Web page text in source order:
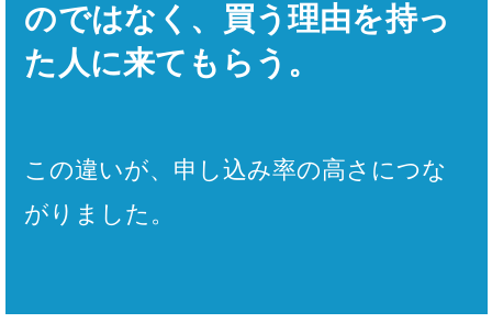
のではなく、買う理由を持っ
た人に来てもらう。
この違いが、申し込み率の高さにつな
がりました。